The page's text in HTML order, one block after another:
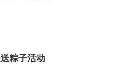
粽子活动